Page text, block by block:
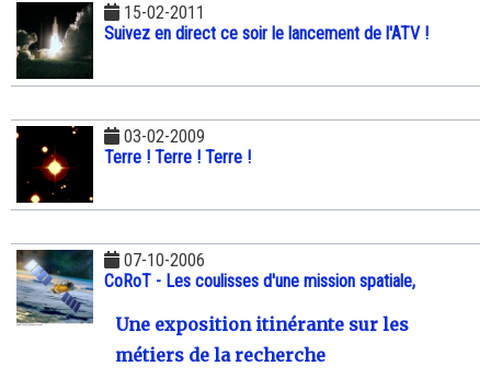
15-02-2011
Suivez en direct ce soir le lancement de l'ATV !
03-02-2009
Terre ! Terre ! Terre !
07-10-2006
CoRoT - Les coulisses d'une mission spatiale,
Une exposition itinérante sur les
métiers de la recherche